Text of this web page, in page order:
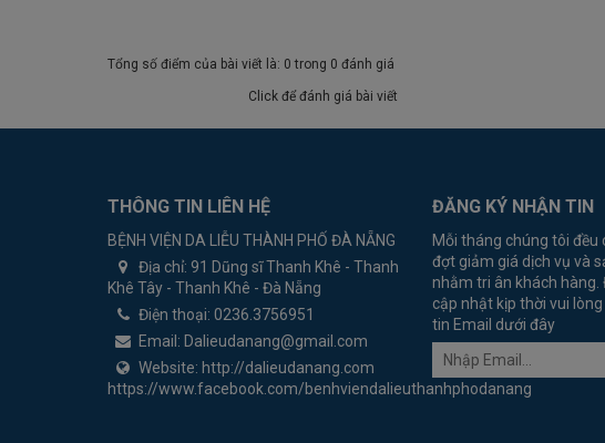
Tổng số điểm của bài viết là: 0 trong 0 đánh giá
Click để đánh giá bài viết
THÔNG TIN LIÊN HỆ
BỆNH VIỆN DA LIỄU THÀNH PHỐ ĐÀ NẴNG
Địa chỉ: 91 Dũng sĩ Thanh Khê - Thanh
Khê Tây - Thanh Khê - Đà Nẵng
Điện thoại: 0236.3756951
Email: Dalieudanang@gmail.com
Website: http://dalieudanang.com
https://www.facebook.com/benhviendalieuthanhphodanang
ĐĂNG KÝ NHẬN TIN
Mỗi tháng chúng tôi đều
đợt giảm giá dịch vụ và
nhằm tri ân khách hàng.
cập nhật kịp thời vui
tin Email dưới đây